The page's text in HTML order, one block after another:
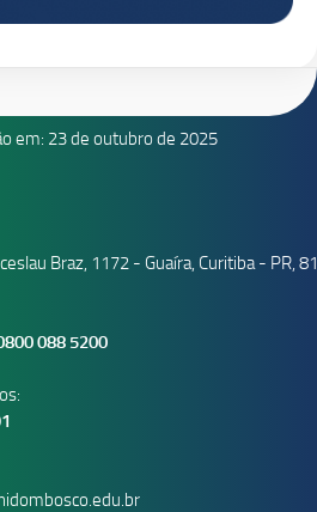
em: 23 de outubro de 2025
Braz, 1172 - Guaíra, Curitiba - PR,
088 5200